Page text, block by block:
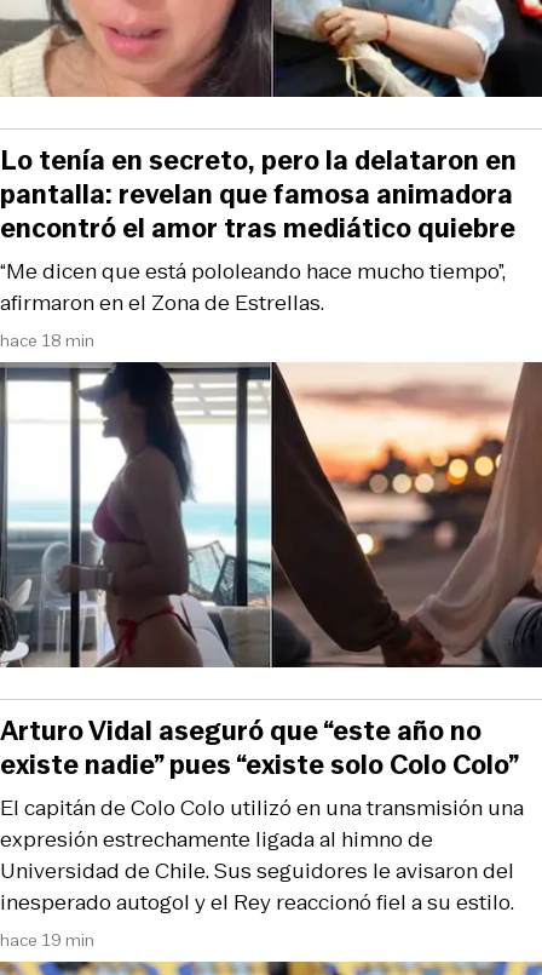
hace 18 min
“Me dicen que está pololeando hace mucho tiempo”,
afirmaron en el Zona de Estrellas.
Lo tenía en secreto, pero la delataron en
pantalla: revelan que famosa animadora
encontró el amor tras mediático quiebre
hace 19 min
El capitán de Colo Colo utilizó en una transmisión una
expresión estrechamente ligada al himno de
Universidad de Chile. Sus seguidores le avisaron del
inesperado autogol y el Rey reaccionó fiel a su estilo.
Arturo Vidal aseguró que “este año no
existe nadie” pues “existe solo Colo Colo”